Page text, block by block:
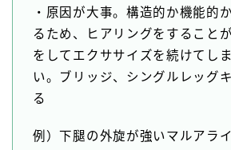
・原因が大事。構造的か機能的
るため、ヒアリングをすること
をしてエクササイズを続けてし
い。ブリッジ、シングルレッグ
る
例）下腿の外旋が強いマルアラ